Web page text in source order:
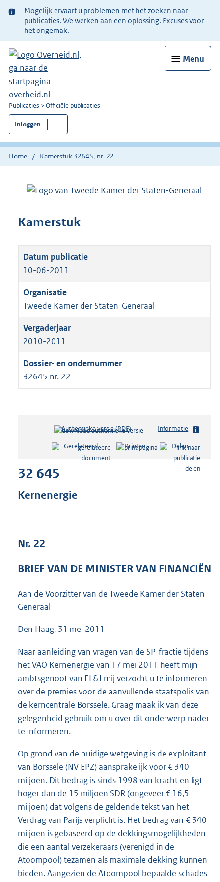
Ter
informatie:
Mogelijk ervaart u problemen met het zoeken naar
publicaties. We werken aan een oplossing. Excuses voor
het ongemak.
Menu
U
bent
nu
hier:
Publicaties Officiële publicaties
Inloggen
Home Kamerstuk 32645, nr. 22
Kamerstuk
10-06-2011
Tweede Kamer der Staten-Generaal
2010-2011
32645 nr. 22
Authentieke versie (PDF)b
s
e
4
Informatie
Gerelateerd Printen Delen
32 645
Kernenergie
Nr. 22
BRIEF VAN DE MINISTER VAN FINANCIËN
Aan de Voorzitter van de Tweede Kamer der Staten-
Generaal
Den Haag, 31 mei 2011
Naar aanleiding van vragen van de SP-fractie tijdens
het VAO Kernenergie van 17 mei 2011 heeft mijn
ambtsgenoot van EL&I mij verzocht u te informeren
over de premies voor de aanvullende staatspolis van
de kerncentrale Borssele. Graag maak ik van deze
gelegenheid gebruik om u over dit onderwerp nader
te informeren.
Op grond van de huidige wetgeving is de exploitant
van Borssele (NV EPZ) aansprakelijk voor € 340
miljoen. Dit bedrag is sinds 1998 van kracht en ligt
hoger dan de 15 miljoen SDR (ongeveer € 16,5
miljoen) dat volgens de geldende tekst van het
Verdrag van Parijs verplicht is. Het bedrag van € 340
miljoen is gebaseerd op de dekkingsmogelijkheden
die een aantal verzekeraars (verenigd in de
Atoompool) tezamen als maximale dekking kunnen
bieden. Aangezien de Atoompool bepaalde schades